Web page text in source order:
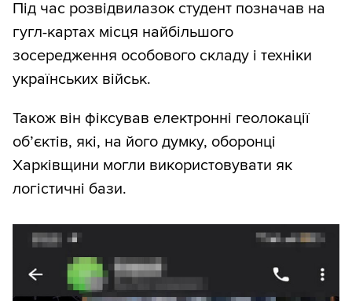
Під час розвідвилазок студент позначав на
гугл-картах місця найбільшого
зосередження особового складу і техніки
українських військ.
Також він фіксував електронні геолокації
об’єктів, які, на його думку, оборонці
Харківщини могли використовувати як
логістичні бази.